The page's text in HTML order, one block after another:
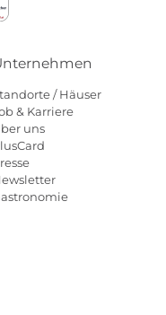
/ Häuser
& Karriere
uns